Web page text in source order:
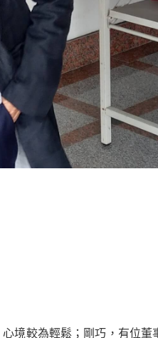
較為輕鬆；剛巧，有位董